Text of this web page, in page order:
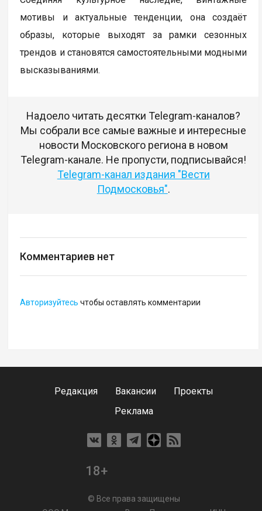
мотивы и актуальные тенденции, она создаёт
образы, которые выходят за рамки сезонных
трендов и становятся самостоятельными модными
высказываниями.
Надоело читать десятки Telegram-каналов?
Мы собрали все самые важные и интересные
новости Московского региона в новом
Telegram-канале. Не пропусти, подписывайся!
Telegram-канал издания "Вести
Подмосковья".
Комментариев нет
Авторизуйтесь чтобы оставлять комментарии
Редакция Вакансии
Проекты
Реклама
18+
© Все права защищены